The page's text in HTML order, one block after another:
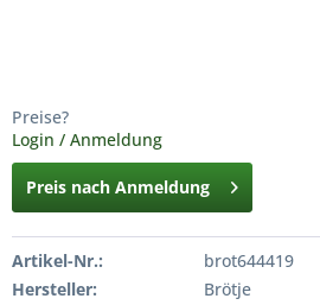
Preise?
Login / Anmeldung
Preis nach Anmeldung
Artikel-Nr.:
brot644419
Hersteller:
Brötje